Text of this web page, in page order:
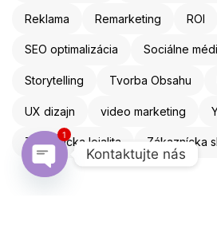
Reklama Remarketing ROI
SEO optimalizácia Sociálne
Storytelling Tvorba Obsahu
UX dizajn video marketing
Zákaznícka lojalita Zákaznícka
Kontaktujte nás
1